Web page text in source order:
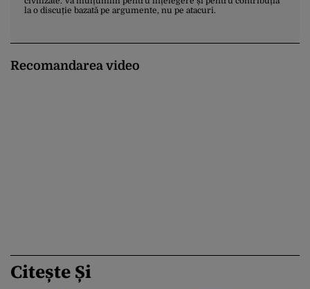
la o discuție bazată pe argumente, nu pe atacuri.
Recomandarea video
Citește Și